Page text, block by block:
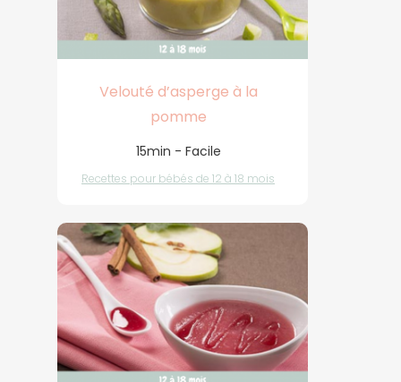
Velouté d’asperge à la
pomme
15min - Facile
Recettes pour bébés de 12 à 18 mois